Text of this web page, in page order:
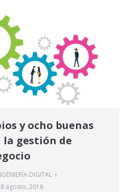
y ocho buenas
gestión de
DIGITAL
8 agosto, 2018